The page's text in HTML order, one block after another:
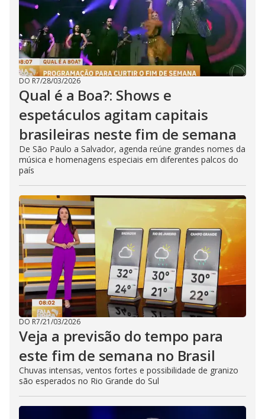
DO R7/28/03/2026
Qual é a Boa?: Shows e
espetáculos agitam capitais
brasileiras neste fim de semana
De São Paulo a Salvador, agenda reúne grandes nomes da
música e homenagens especiais em diferentes palcos do
país
DO R7/21/03/2026
Veja a previsão do tempo para
este fim de semana no Brasil
Chuvas intensas, ventos fortes e possibilidade de granizo
são esperados no Rio Grande do Sul